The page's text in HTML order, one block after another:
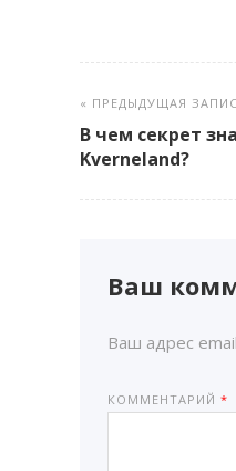
« ПРЕДЫДУЩАЯ
В чем секрет
Kverneland?
Ваш
Ваш адрес
КОММЕНТАРИЙ *